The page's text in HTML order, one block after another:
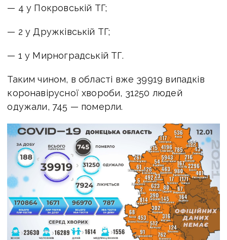
— 4 у Покровській ТГ;
— 2 у Дружківській ТГ;
— 1 у Мирноградській ТГ.
Таким чином, в області вже 39919 випадків
коронавірусної хвороби, 31250 людей
одужали, 745 — померли.